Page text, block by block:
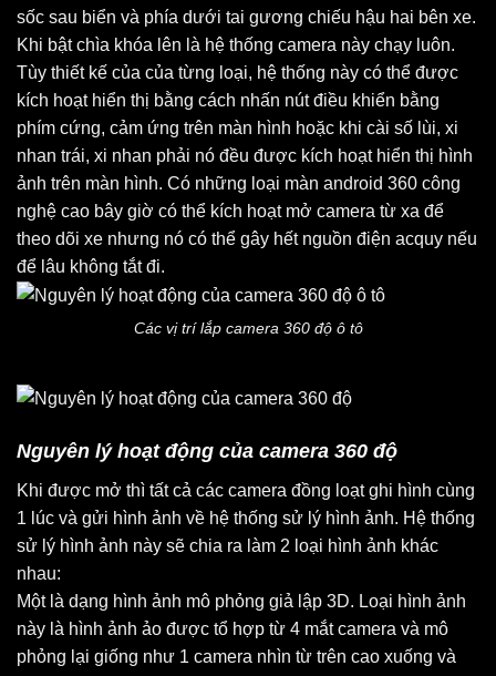
sốc sau biển và phía dưới tai gương chiếu hậu hai bên xe.
Khi bật chìa khóa lên là hệ thống camera này chạy luôn.
Tùy thiết kế của của từng loại, hệ thống này có thể được
kích hoạt hiển thị bằng cách nhấn nút điều khiển bằng
phím cứng, cảm ứng trên màn hình hoặc khi cài số lùi, xi
nhan trái, xi nhan phải nó đều được kích hoạt hiển thị hình
ảnh trên màn hình. Có những loại màn android 360 công
nghệ cao bây giờ có thể kích hoạt mở camera từ xa để
theo dõi xe nhưng nó có thể gây hết nguồn điện acquy nếu
để lâu không tắt đi.
Các vị trí lắp camera 360 độ ô tô
Nguyên lý hoạt động của camera 360 độ
Khi được mở thì tất cả các camera đồng loạt ghi hình cùng
1 lúc và gửi hình ảnh về hệ thống sử lý hình ảnh. Hệ thống
sử lý hình ảnh này sẽ chia ra làm 2 loại hình ảnh khác
nhau:
Một là dạng hình ảnh mô phỏng giả lập 3D. Loại hình ảnh
này là hình ảnh ảo được tổ hợp từ 4 mắt camera và mô
phỏng lại giống như 1 camera nhìn từ trên cao xuống và